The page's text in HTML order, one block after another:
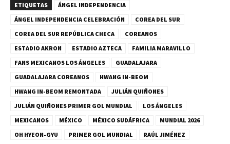
ETIQUETAS
ÁNGEL INDEPENDENCIA
ÁNGEL INDEPENDENCIA CELEBRACIÓN
COREA DEL SUR
COREA DEL SUR REPÚBLICA CHECA
COREANOS
ESTADIO AKRON
ESTADIO AZTECA
FAMILIA MARAVILLO
FANS MEXICANOS LOS ÁNGELES
GUADALAJARA
GUADALAJARA COREANOS
HWANG IN-BEOM
HWANG IN-BEOM REMONTADA
JULIÁN QUIÑONES
JULIÁN QUIÑONES PRIMER GOL MUNDIAL
LOS ÁNGELES
MEXICANOS
MÉXICO MÉXICO SUDÁFRICA
MUNDIAL 2026
OH HYEON-GYU
PRIMER GOL MUNDIAL
RAÚL JIMÉNEZ